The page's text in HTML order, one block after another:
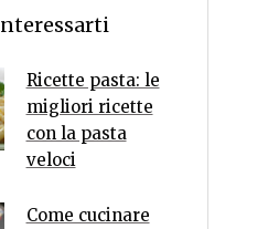
Ricette pasta: le
migliori ricette
con la pasta
veloci
Come cucinare